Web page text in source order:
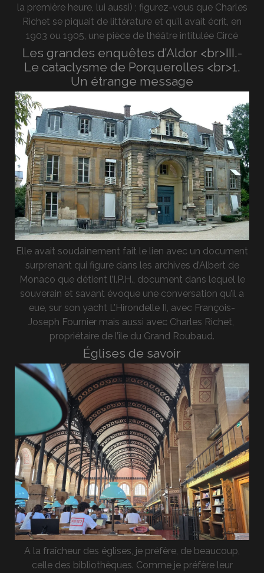
la première heure, lui aussi) ; figurez-vous que Charles
Richet se piquait de littérature et qu’il avait écrit, en
1903 ou 1905, une pièce de théâtre intitulée Circé
Les grandes enquêtes d’Aldor <br>III.-
Le cataclysme de Porquerolles <br>1.
Un étrange message
Elle avait soudainement fait le lien avec un document
surprenant qui figure dans les archives d’Albert de
Monaco que détient l’I.P.H., document dans lequel le
souverain et savant évoque une conversation qu’il a
eue, sur son yacht L’Hirondelle II, avec François-
Joseph Fournier mais aussi avec Charles Richet,
propriétaire de l’île du Grand Roubaud.
Églises de savoir
A la fraîcheur des églises, je préfère, de beaucoup,
celle des bibliothèques. Comme je préfère leur